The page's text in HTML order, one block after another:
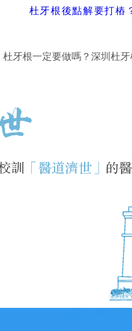
杜牙根後點解要打樁
杜牙根一定要做嗎？深圳杜牙